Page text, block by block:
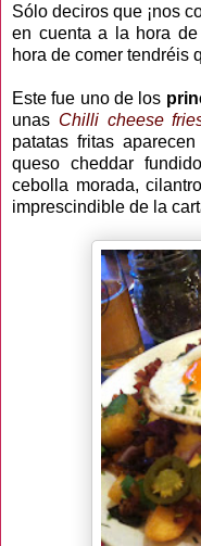
Sólo deciros que ¡nos
en cuenta a la hora
hora de comer tendréis
Este fue uno de los
unas Chilli cheese
patatas fritas
queso cheddar
cebolla morada,
imprescindible de la